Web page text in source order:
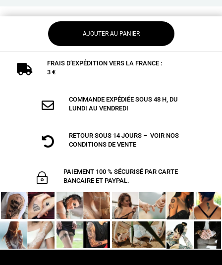
AJOUTER AU PANIER

FRAIS D’EXPÉDITION VERS LA FRANCE :
3 €

COMMANDE EXPÉDIÉE SOUS 48 H, DU
LUNDI AU VENDREDI

RETOUR SOUS 14 JOURS – VOIR NOS
CONDITIONS DE VENTE
~
PAIEMENT 100 % SÉCURISÉ PAR CARTE
BANCAIRE ET PAYPAL.